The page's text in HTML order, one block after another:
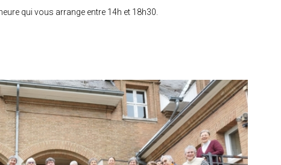
qui vous arrange entre 14h et 18h30.